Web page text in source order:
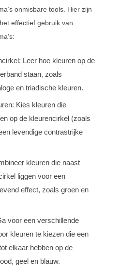
onmisbare tools. Hier zijn
effectief gebruik van
Leer hoe kleuren op de
staan, zoals
en triadische kleuren.
Kies kleuren die
op de kleurencirkel (zoals
levendige contrastrijke
kleuren die naast
liggen voor een
effect, zoals groen en
voor een verschillende
kleuren te kiezen die een
elkaar hebben op de
geel en blauw.